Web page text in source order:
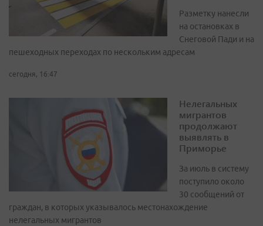
Разметку нанесли
на остановках в
Снеговой Пади и на
пешеходных переходах по нескольким адресам
сегодня, 16:47
Нелегальных
мигрантов
продолжают
выявлять в
Приморье
За июль в систему
поступило около
30 сообщений от
граждан, в которых указывалось местонахождение
нелегальных мигрантов